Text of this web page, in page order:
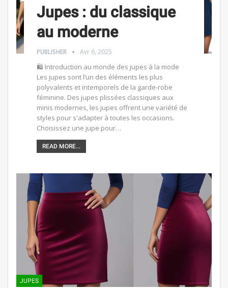
Jupes : du classique
au moderne
PUBLISHER Avr 6, 2025
🛍️ Introduction au monde des jupes à la mode
Les jupes sont l’un des éléments les plus
polyvalents et intemporels de la garde-robe
féminine. Des jupes plissées classiques aux
minis modernes, les jupes offrent une variété de
styles pour s'adapter à toutes les occasions.
Choisissez une jupe pour…
READ MORE...
JUPES